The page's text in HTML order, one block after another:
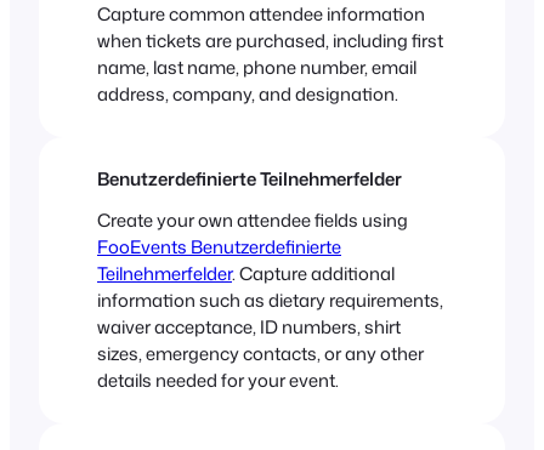
Capture common attendee information
when tickets are purchased, including first
name, last name, phone number, email
address, company, and designation.
Benutzerdefinierte Teilnehmerfelder
Create your own attendee fields using
FooEvents Benutzerdefinierte
Teilnehmerfelder. Capture additional
information such as dietary requirements,
waiver acceptance, ID numbers, shirt
sizes, emergency contacts, or any other
details needed for your event.